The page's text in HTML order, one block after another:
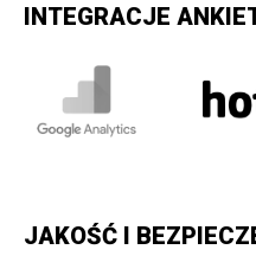
INTEGRACJE
JAKOŚĆ I